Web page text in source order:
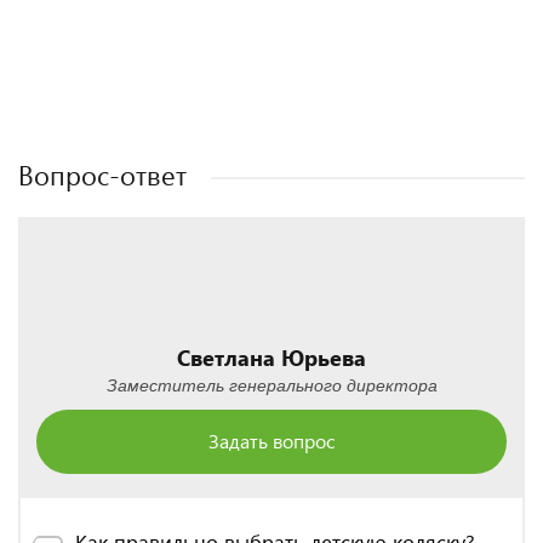
Вопрос-ответ
Светлана Юрьева
Заместитель генерального директора
Задать вопрос